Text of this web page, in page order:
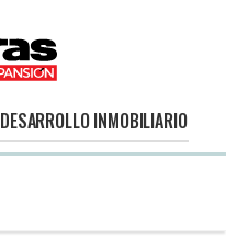
DESARROLLO INMOBILIARIO